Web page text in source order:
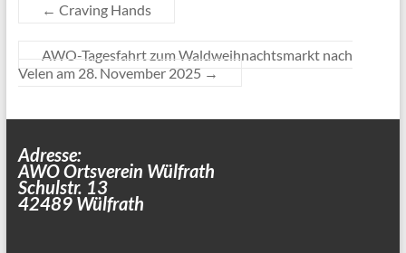
← Craving Hands
AWO-Tagesfahrt zum Waldweihnachtsmarkt nach
Velen am 28. November 2025 →
Adresse:
AWO Ortsverein Wülfrath
Schulstr. 13
42489 Wülfrath